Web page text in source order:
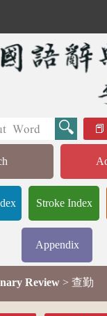
Stroke Index
Appendix
Review > 查勤